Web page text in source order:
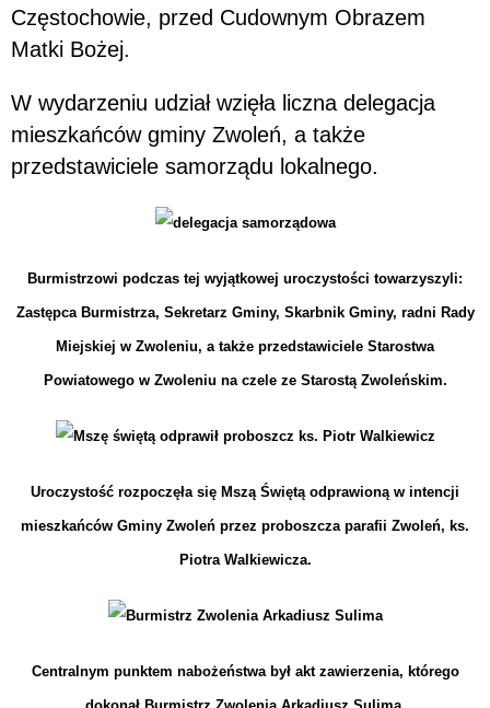
Częstochowie, przed Cudownym Obrazem
Matki Bożej.
W wydarzeniu udział wzięła liczna delegacja
mieszkańców gminy Zwoleń, a także
przedstawiciele samorządu lokalnego.
Burmistrzowi podczas tej wyjątkowej uroczystości towarzyszyli:
Zastępca Burmistrza, Sekretarz Gminy, Skarbnik Gminy, radni Rady
Miejskiej w Zwoleniu, a także przedstawiciele Starostwa
Powiatowego w Zwoleniu na czele ze Starostą Zwoleńskim.
Uroczystość rozpoczęła się Mszą Świętą odprawioną w intencji
mieszkańców Gminy Zwoleń przez proboszcza parafii Zwoleń, ks.
Piotra Walkiewicza.
Centralnym punktem nabożeństwa był akt zawierzenia, którego